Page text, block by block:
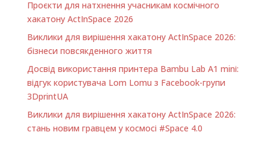
Проєкти для натхнення учасникам космічного
хакатону ActInSpace 2026
Виклики для вирішення хакатону ActInSpace 2026:
бізнеси повсякденного життя
Досвід використання принтера Bambu Lab A1 minі:
відгук користувача Lom Lomu з Facebook-групи
3DprintUA
Виклики для вирішення хакатону ActInSpace 2026:
стань новим гравцем у космосі #Space 4.0